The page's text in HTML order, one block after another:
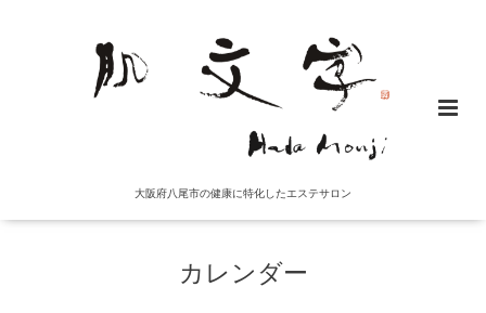
大阪府八尾市の健康に特化したエステサロン
カレンダー